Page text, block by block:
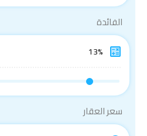
الفائدة
سعر العقار